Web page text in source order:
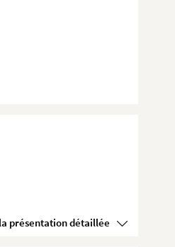
Voir la présentation détaillée